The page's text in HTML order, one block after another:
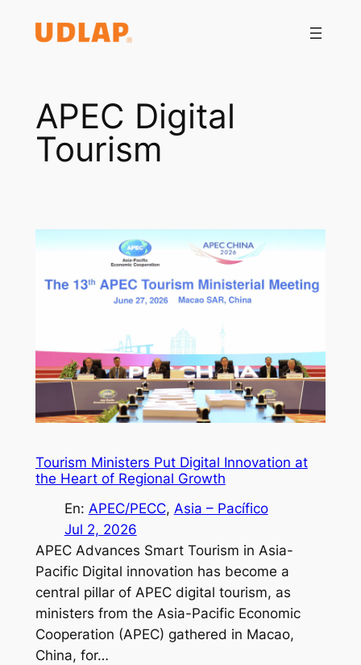
APEC Digital
Tourism
Tourism Ministers Put Digital Innovation at
the Heart of Regional Growth
En: APEC/PECC, Asia – Pacífico
Jul 2, 2026
APEC Advances Smart Tourism in Asia-
Pacific Digital innovation has become a
central pillar of APEC digital tourism, as
ministers from the Asia-Pacific Economic
Cooperation (APEC) gathered in Macao,
China, for…